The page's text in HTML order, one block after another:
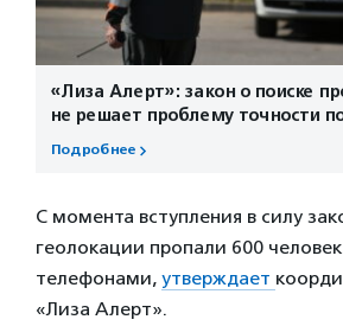
«Лиза Алерт»: закон о поиске
не решает проблему точности
Подробнее
С момента вступления в силу
геолокации пропали 600
телефонами, утверждает
«Лиза Алерт».